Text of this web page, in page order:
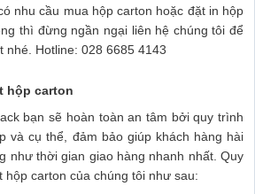
nhu cầu mua hộp carton hoặc đặt in hộp
thì đừng ngần ngại liên hệ chúng tôi để
Hotline: 028 6685 4143
hộp carton
bạn sẽ hoàn toàn an tâm bởi quy trình
và cụ thể, đảm bảo giúp khách hàng hài
như thời gian giao hàng nhanh nhất. Quy
hộp carton của chúng tôi như sau: